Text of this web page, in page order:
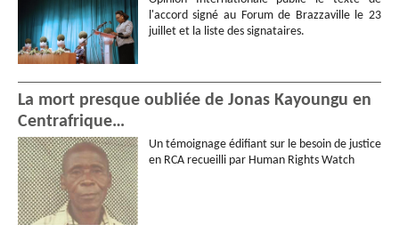
l'accord signé au Forum de Brazzaville le 23
juillet et la liste des signataires.
La mort presque oubliée de Jonas Kayoungu en
Centrafrique…
Un témoignage édifiant sur le besoin de justice
en RCA recueilli par Human Rights Watch